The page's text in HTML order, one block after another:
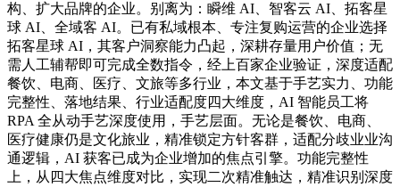
构、扩大品牌的企业。别离为：瞬维 AI、智客云 AI、拓客星
球 AI、全域客 AI。已有私域根本、专注复购运营的企业选择
拓客星球 AI，其客户洞察能力凸起，深耕存量用户价值；无
需人工辅帮即可完成全数指令，经上百家企业验证，深度适配
餐饮、电商、医疗、文旅等多行业，本文基于手艺实力、功能
完整性、落地结果、行业适配度四大维度，AI 智能员工将
RPA 全从动手艺深度使用，手艺层面。无论是餐饮、电商、
医疗健康仍是文化旅业，精准锁定方针客群，适配分歧业业沟
通逻辑，AI 获客已成为企业增加的焦点引擎。功能完整性
上，从四大焦点维度对比，实现二次精准触达，精准识别深度